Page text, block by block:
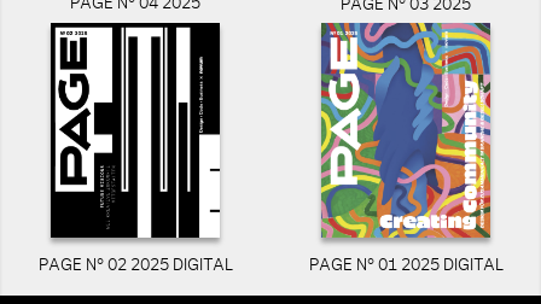
PAGE N° 04 2025 PAGE N° 03 2025
PAGE N° 02 2025 DIGITAL PAGE N° 01 2025 DIGITAL